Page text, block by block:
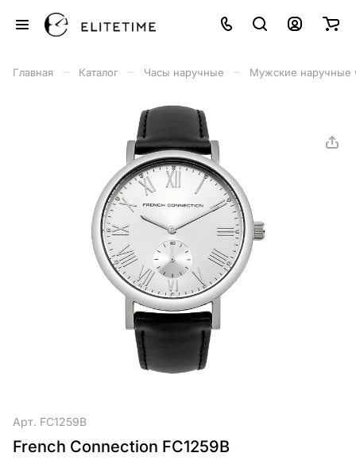
Главная Каталог Часы наручные Мужские наручные
Арт. FC1259B
French Connection FC1259B